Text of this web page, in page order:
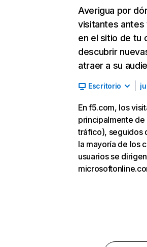
Averigua por
visitantes
en el sitio de tu
descubrir
atraer a su
Escritorio
En f5.com, los
principalmente de
tráfico), seguidos
la mayoría de los
usuarios se